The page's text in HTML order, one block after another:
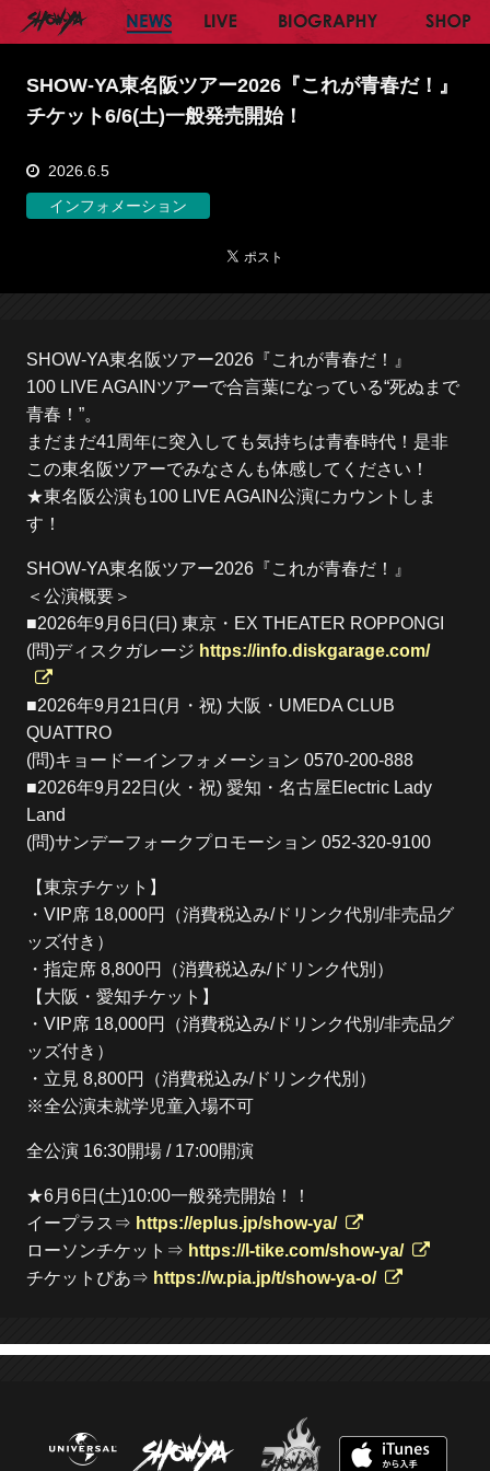
SHOW-YA オフィシャルサイト
NEWS LIVE BIOGRAPHY
SHOW-YA東名阪ツアー2026『これが青春だ！』
チケット6/6(土)一般発売開始！
2026.6.5
インフォメーション
SHOW-YA東名阪ツアー2026『これが青春だ！』
100 LIVE AGAINツアーで合言葉になっている“死ぬまで
青春！”。
まだまだ41周年に突入しても気持ちは青春時代！是非
この東名阪ツアーでみなさんも体感してください！
★東名阪公演も100 LIVE AGAIN公演にカウントしま
す！
SHOW-YA東名阪ツアー2026『これが青春だ！』
＜公演概要＞
■2026年9月6日(日) 東京・EX THEATER ROPPONGI
(問)ディスクガレージ https://info.diskgarage.com/
■2026年9月21日(月・祝) 大阪・UMEDA CLUB
QUATTRO
(問)キョードーインフォメーション 0570-200-888
■2026年9月22日(火・祝) 愛知・名古屋Electric Lady
Land
(問)サンデーフォークプロモーション 052-320-9100
【東京チケット】
・VIP席 18,000円（消費税込み/ドリンク代別/非売品グ
ッズ付き）
・指定席 8,800円（消費税込み/ドリンク代別）
【大阪・愛知チケット】
・VIP席 18,000円（消費税込み/ドリンク代別/非売品グ
ッズ付き）
・立見 8,800円（消費税込み/ドリンク代別）
※全公演未就学児童入場不可
全公演 16:30開場 / 17:00開演
★6月6日(土)10:00一般発売開始！！
イープラス⇒ https://eplus.jp/show-ya/
ローソンチケット⇒ https://l-tike.com/show-ya/
チケットぴあ⇒ https://w.pia.jp/t/show-ya-o/